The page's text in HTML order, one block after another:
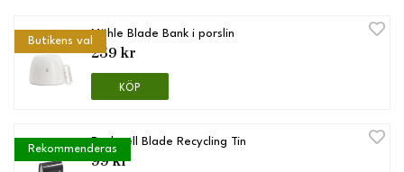
Butikens val
Mühle Blade Bank i porslin
259 kr
KÖP
Rekommenderas
Rockwell Blade Recycling Tin
99 kr